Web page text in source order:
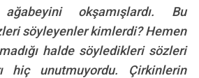
okşamışlardı. Bu
söyleyenler kimlerdi? Hemen
halde söyledikleri sözleri
hiç unutmuyordu. Çirkinlerin